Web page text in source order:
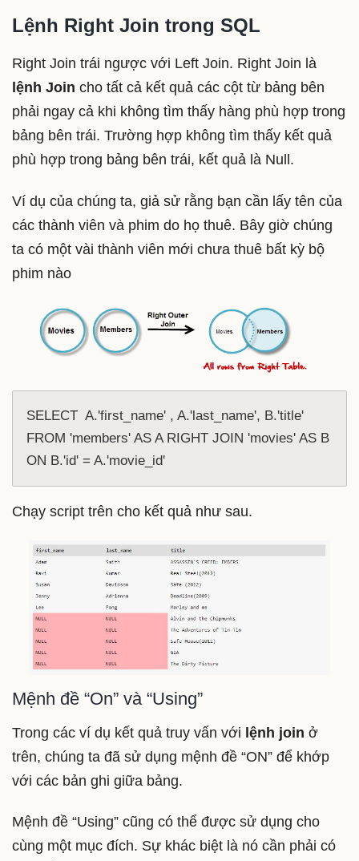
Lệnh Right Join trong SQL
Right Join trái ngược với Left Join. Right Join là
lệnh Join cho tất cả kết quả các cột từ bảng bên
phải ngay cả khi không tìm thấy hàng phù hợp trong
bảng bên trái. Trường hợp không tìm thấy kết quả
phù hợp trong bảng bên trái, kết quả là Null.
Ví dụ của chúng ta, giả sử rằng bạn cần lấy tên của
các thành viên và phim do họ thuê. Bây giờ chúng
ta có một vài thành viên mới chưa thuê bất kỳ bộ
phim nào
SELECT  A.'first_name' , A.'last_name', B.'title'
FROM 'members' AS A RIGHT JOIN 'movies' AS B
ON B.'id' = A.'movie_id'
Chạy script trên cho kết quả như sau.
Mệnh đề “On” và “Using”
Trong các ví dụ kết quả truy vấn với lệnh join ở
trên, chúng ta đã sử dụng mệnh đề “ON” để khớp
với các bản ghi giữa bảng.
Mệnh đề “Using” cũng có thể được sử dụng cho
cùng một mục đích. Sự khác biệt là nó cần phải có